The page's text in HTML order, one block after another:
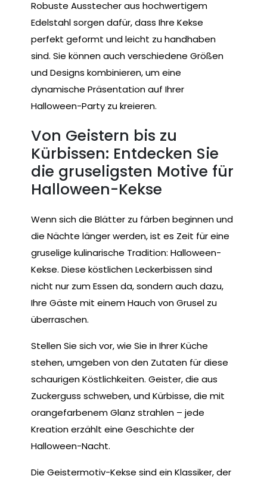
Robuste Ausstecher aus hochwertigem
Edelstahl sorgen dafür, dass Ihre Kekse
perfekt geformt und leicht zu handhaben
sind. Sie können auch verschiedene Größen
und Designs kombinieren, um eine
dynamische Präsentation auf Ihrer
Halloween-Party zu kreieren.
Von Geistern bis zu
Kürbissen: Entdecken Sie
die gruseligsten Motive für
Halloween-Kekse
Wenn sich die Blätter zu färben beginnen und
die Nächte länger werden, ist es Zeit für eine
gruselige kulinarische Tradition: Halloween-
Kekse. Diese köstlichen Leckerbissen sind
nicht nur zum Essen da, sondern auch dazu,
Ihre Gäste mit einem Hauch von Grusel zu
überraschen.
Stellen Sie sich vor, wie Sie in Ihrer Küche
stehen, umgeben von den Zutaten für diese
schaurigen Köstlichkeiten. Geister, die aus
Zuckerguss schweben, und Kürbisse, die mit
orangefarbenem Glanz strahlen – jede
Kreation erzählt eine Geschichte der
Halloween-Nacht.
Die Geistermotiv-Kekse sind ein Klassiker, der